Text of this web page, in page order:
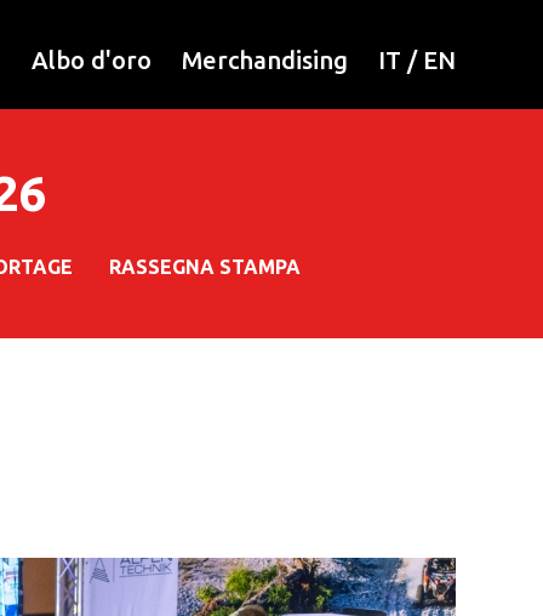
Albo d'oro Merchandising IT / EN
RASSEGNA STAMPA